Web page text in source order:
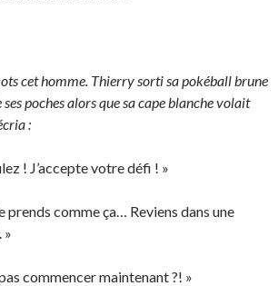
cet homme. Thierry sorti sa pokéball brune
ses poches alors que sa cape blanche volait
:
! J’accepte votre défi ! »
prends comme ça… Reviens dans une
»
commencer maintenant ?! »